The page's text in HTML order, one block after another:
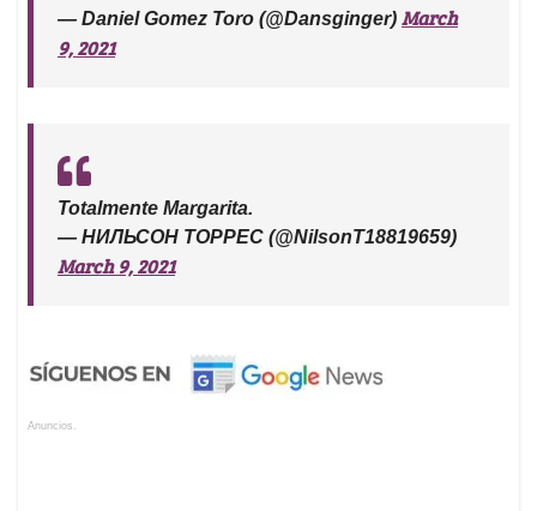
— Daniel Gomez Toro (@Dansginger) March
9, 2021
Totalmente Margarita.
— НИЛЬСОН ТОРРЕС (@NilsonT18819659)
March 9, 2021
Anuncios.